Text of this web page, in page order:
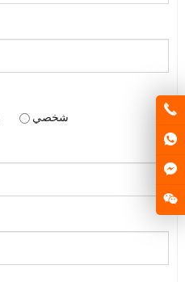
شخصي